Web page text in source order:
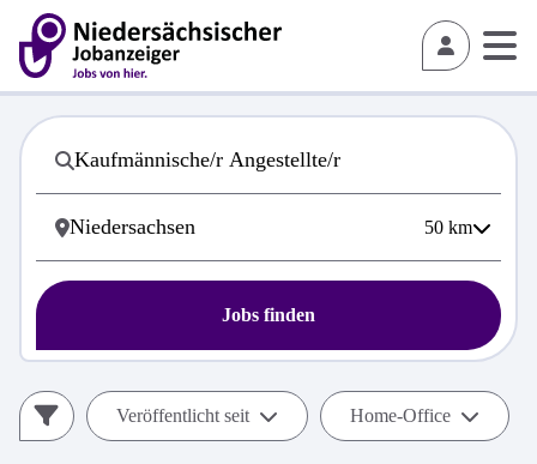
50 km
Jobs finden
Veröffentlicht seit Home-Office